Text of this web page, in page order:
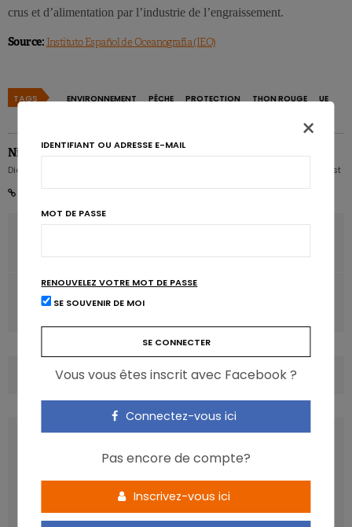
crus et d’alimentation par l’industrie de l’engraissement.
Source: Instituto Español de Oceanografía (IEO)
TAGS ENVIRONNEMENT PÊCHE PROTECTION THON ROUGE UE
Nicolas Rousseau
Diététicien nutritionniste Karott' - Partner, Digital Expert & Nutrition Strategist
ARTICLE SUIVANT
Existe-t-il une alimentation anti-cancer?
COMMENTS (0)
LATEST POSTS
×
IDENTIFIANT OU ADRESSE E-MAIL
MOT DE PASSE
RENOUVELEZ VOTRE MOT DE PASSE
SE SOUVENIR DE MOI
Vous vous êtes inscrit avec Facebook ?
Connectez-vous ici
Pas encore de compte?
Inscrivez-vous ici